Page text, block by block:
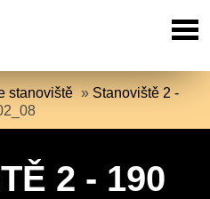
stanoviště » Stanoviště 2 -
2 - 190